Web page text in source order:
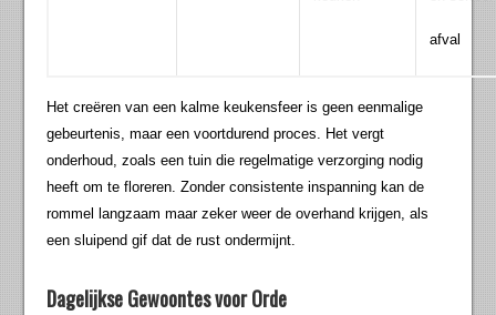
afval
Het creëren van een kalme keukensfeer is geen eenmalige
gebeurtenis, maar een voortdurend proces. Het vergt
onderhoud, zoals een tuin die regelmatige verzorging nodig
heeft om te floreren. Zonder consistente inspanning kan de
rommel langzaam maar zeker weer de overhand krijgen, als
een sluipend gif dat de rust ondermijnt.
Dagelijkse Gewoontes voor Orde